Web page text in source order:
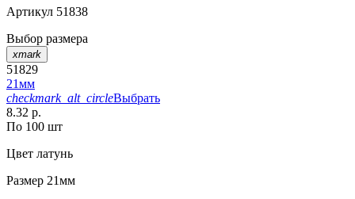
Артикул 51838
Выбор размера
xmark
51829
21мм
checkmark_alt_circleВыбрать
8.32 р.
По 100 шт
Цвет латунь
Размер 21мм